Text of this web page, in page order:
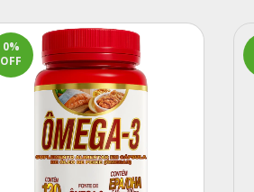
0%
OFF